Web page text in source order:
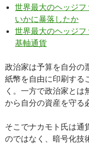
世界最大のヘッジ
いかに暴落したか
世界最大のヘッジ
基軸通貨
政治家は予算を自分の
紙幣を自由に印刷する
く。一方で政治家とは
から自分の資産を守る
そこでナカモト氏は通
のではなく、暗号化技